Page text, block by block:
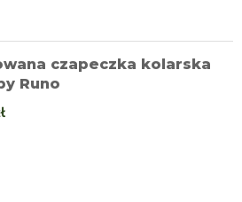
czapeczka kolarska
Runo